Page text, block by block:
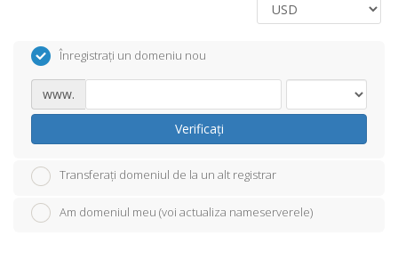
Înregistrați un domeniu nou
www.
Verificați
Transferați domeniul de la un alt registrar
Am domeniul meu (voi actualiza nameserverele)